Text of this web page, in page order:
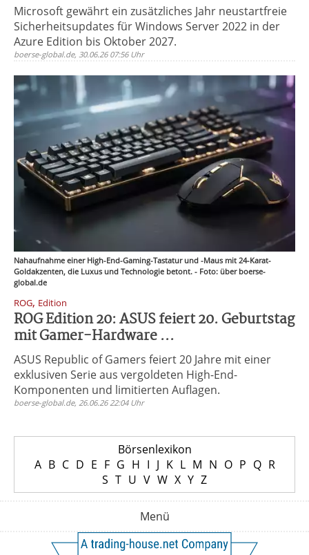
Microsoft gewährt ein zusätzliches Jahr neustartfreie
Sicherheitsupdates für Windows Server 2022 in der
Azure Edition bis Oktober 2027.
boerse-global.de, 30.06.26 07:56 Uhr
Nahaufnahme einer High-End-Gaming-Tastatur und -Maus mit 24-Karat-
Goldakzenten, die Luxus und Technologie betont. - Foto: über boerse-
global.de
ROG, Edition
ROG Edition 20: ASUS feiert 20. Geburtstag
mit Gamer-Hardware ...
ASUS Republic of Gamers feiert 20 Jahre mit einer
exklusiven Serie aus vergoldeten High-End-
Komponenten und limitierten Auflagen.
boerse-global.de, 26.06.26 22:04 Uhr
Börsenlexikon
A B C D E F G H I J K L M N O P Q R
S T U V W X Y Z
Menü